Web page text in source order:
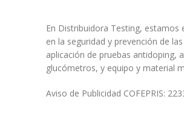
En Distribuidora Testing, estamos
en la seguridad y prevención de
aplicación de pruebas antidoping,
glucómetros, y equipo y material
Aviso de Publicidad COFEPRIS: